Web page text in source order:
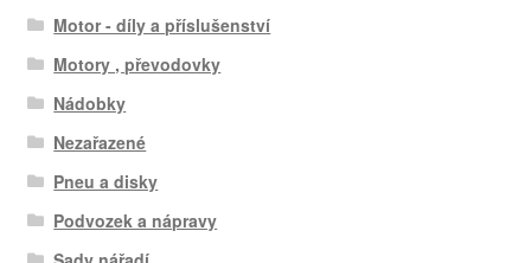
Motor - díly a příslušenství
Motory , převodovky
Nádobky
Nezařazené
Pneu a disky
Podvozek a nápravy